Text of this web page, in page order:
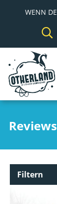
WENN
Filtern